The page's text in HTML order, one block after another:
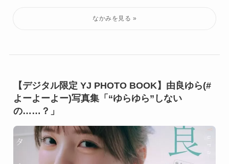
【デジタル限定 YJ PHOTO BOOK】由良ゆら(#
よーよーよー)写真集「“ゆらゆら”しない
の……？」